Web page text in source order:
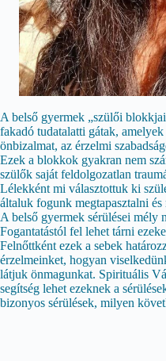
A belső gyermek „szülői
fakadó tudatalatti gátak,
önbizalmat, az érzelmi
Ezek a blokkok gyakran nem
szülők saját feldolgozatlan
Lélekként mi választottuk ki
általuk fogunk megtapasztalni
A belső gyermek sérülései mély
Fogantatástól fel lehet tárni
Felnőttként ezek a sebek
érzelmeinket, hogyan
látjuk önmagunkat. Spirituális
segítség lehet ezeknek a
bizonyos sérülések, milyen